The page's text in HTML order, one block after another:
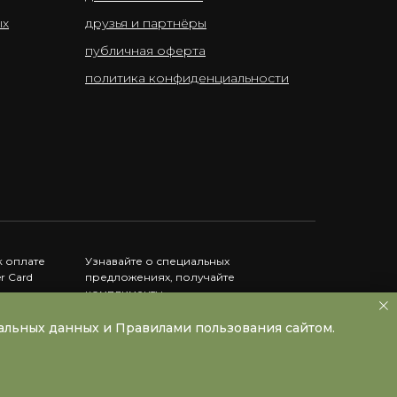
друзья и партнёры
публичная оферта
политика конфиденциальности
Узнавайте о специальных
предложениях, получайте
комплименты
Card
Instagram принадлежит Meta, запрещённой в РФ
данных и Правилами пользования сайтом.